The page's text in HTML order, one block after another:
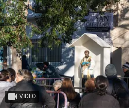
VIDEO